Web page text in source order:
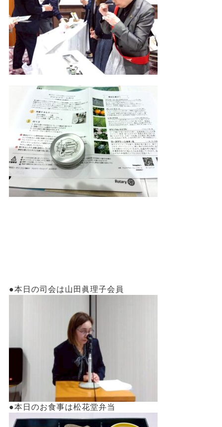
●本日の司会は山田眞理子会員
●本日のお食事は松花堂弁当